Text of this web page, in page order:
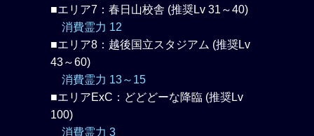
■エリア7：春日山校舎 (推奨Lv 31～40)
消費霊力 12
■エリア8：越後国立スタジアム (推奨Lv
43～60)
消費霊力 13～15
■エリアExC：どどどーな降臨 (推奨Lv
100)
消費霊力 3